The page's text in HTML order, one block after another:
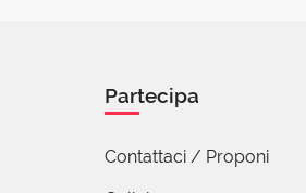
Partecipa
Contattaci / Proponi